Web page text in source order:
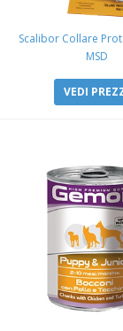
Scalibor Collare
MSD
VEDI